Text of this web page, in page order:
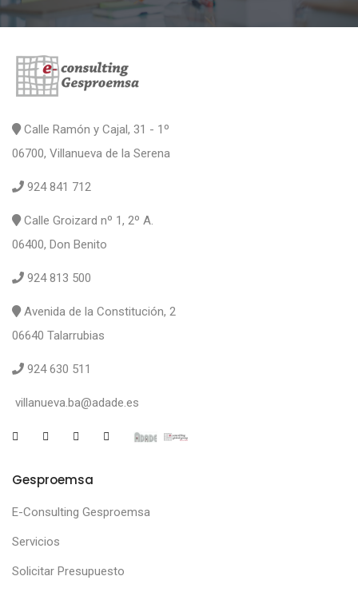
Calle Ramón y Cajal, 31 - 1º
06700, Villanueva de la Serena
924 841 712
Calle Groizard nº 1, 2º A.
06400, Don Benito
924 813 500
Avenida de la Constitución, 2
06640 Talarrubias
924 630 511
villanueva.ba@adade.es
Gesproemsa
E-Consulting Gesproemsa
Servicios
Solicitar Presupuesto